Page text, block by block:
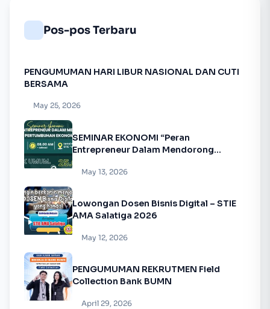
Pos-pos Terbaru
PENGUMUMAN HARI LIBUR NASIONAL DAN CUTI
BERSAMA
May 25, 2026
SEMINAR EKONOMI “Peran
Entrepreneur Dalam Mendorong
May 13, 2026
Lowongan Dosen Bisnis Digital – STIE
AMA Salatiga 2026
May 12, 2026
PENGUMUMAN REKRUTMEN Field
Collection Bank BUMN
April 29, 2026